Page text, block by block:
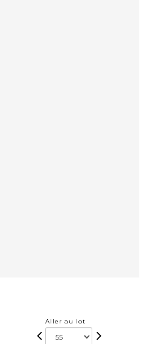
Aller au lot